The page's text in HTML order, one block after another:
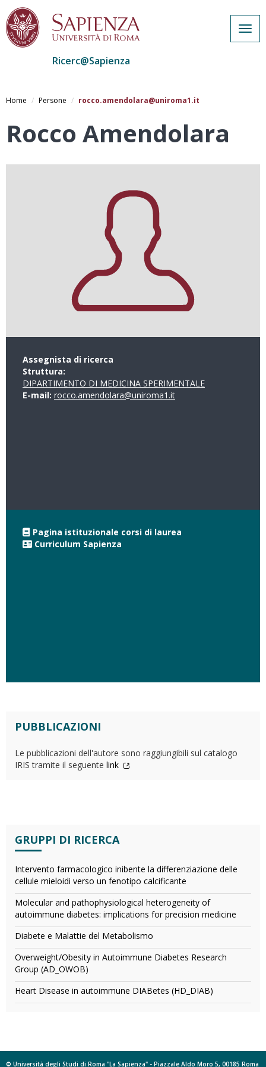
al
Ricerc@Sapienza
Home Persone rocco.amendolara@uniroma1.it
Rocco Amendolara
Assegnista di ricerca
Struttura:
DIPARTIMENTO DI MEDICINA SPERIMENTALE
E-mail: rocco.amendolara@uniroma1.it
Pagina istituzionale corsi di laurea
Curriculum Sapienza
PUBBLICAZIONI
Le pubblicazioni dell'autore sono raggiungibili sul catalogo
IRIS tramite il seguente link
GRUPPI DI RICERCA
Intervento farmacologico inibente la differenziazione delle
cellule mieloidi verso un fenotipo calcificante
Molecular and pathophysiological heterogeneity of
autoimmune diabetes: implications for precision medicine
Diabete e Malattie del Metabolismo
Overweight/Obesity in Autoimmune Diabetes Research
Group (AD_OWOB)
Heart Disease in autoimmune DIABetes (HD_DIAB)
© Università degli Studi di Roma "La Sapienza" - Piazzale Aldo Moro 5, 00185 Roma